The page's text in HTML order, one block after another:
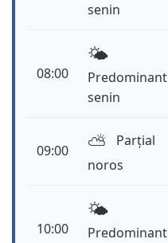
senin
08:00
🌤️
Predominant
senin
09:00 ⛅️
Parțial
noros
10:00
🌤️
Predominant